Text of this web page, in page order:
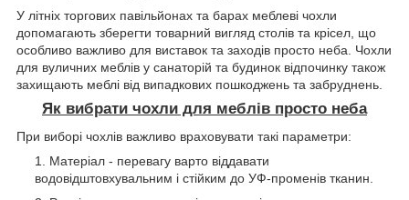
У літніх торгових павільйонах та барах меблеві чохли
допомагають зберегти товарний вигляд столів та крісел, що
особливо важливо для виставок та заходів просто неба. Чохли
для вуличних меблів у санаторій та будинок відпочинку також
захищають меблі від випадкових пошкоджень та забруднень.
Як вибрати чохли для меблів просто неба
При виборі чохлів важливо враховувати такі параметри:
Матеріал - перевагу варто віддавати
водовідштовхувальним і стійким до УФ-променів тканин.